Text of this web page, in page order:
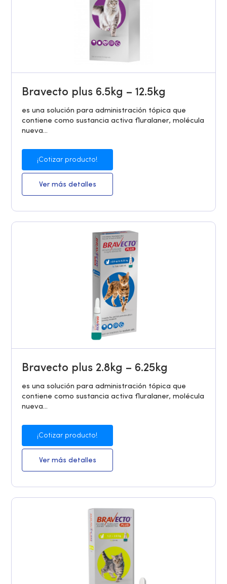
Bravecto plus 6.5kg – 12.5kg
es una solución para administración tópica que
contiene como sustancia activa fluralaner, molécula
nueva...
¡Cotizar producto!
Ver más detalles
Bravecto plus 2.8kg – 6.25kg
es una solución para administración tópica que
contiene como sustancia activa fluralaner, molécula
nueva...
¡Cotizar producto!
Ver más detalles